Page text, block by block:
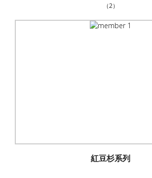
（2）
紅豆杉系列